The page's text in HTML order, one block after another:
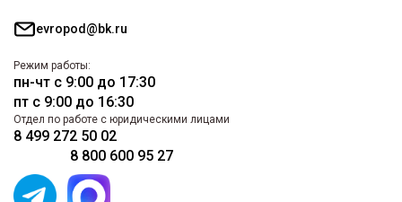
evropod@bk.ru
Режим работы:
пн-чт с 9:00 до 17:30
пт с 9:00 до 16:30
Отдел по работе с юридическими лицами
8 499 272 50 02
8 800 600 95 27